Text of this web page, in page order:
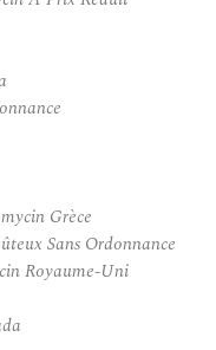
Grèce
Sans Ordonnance
Royaume-Uni